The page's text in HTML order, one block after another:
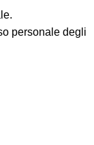
personale degli